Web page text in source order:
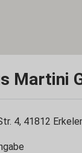
Martini
4, 41812